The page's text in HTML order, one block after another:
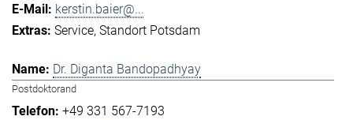
kerstin.baier@...
Service Standort Potsdam
Dr. Diganta Bandopadhyay
Postdoktorand
+49 331 567-7193